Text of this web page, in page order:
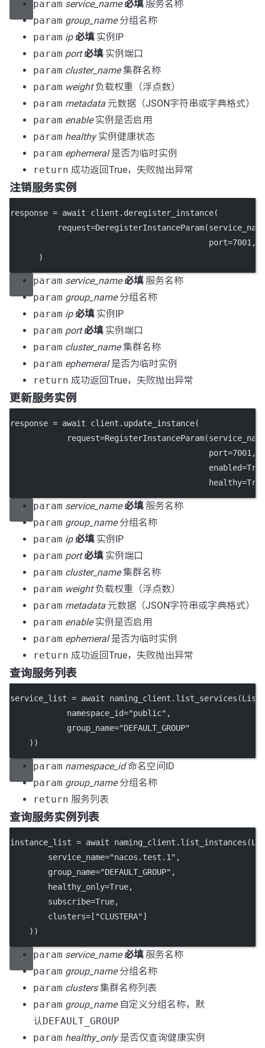
param service_name 必填服务名称
param group_name分组名称
param ip 必填实例IP
param port 必填实例端口
param cluster_name集群名称
param weight负载权重（浮点数）
param metadata 元数据（JSON字符串或字典格式）
param enable实例是否启用
param healthy实例健康状态
param ephemeral是否为临时实例
return 成功返回True，失败抛出异常
注销服务实例
response = await client.deregister_instance(
request=DeregisterInstanceParam(service_name
port=7001 ,
      )
param service_name 必填服务名称
param group_name分组名称
param ip 必填实例IP
param port 必填实例端口
param cluster_name集群名称
param ephemeral是否为临时实例
return 成功返回True，失败抛出异常
更新服务实例
response = await client.update_instance(
request=RegisterInstanceParam(service_name
port=7001 ,
enabled=True
healthy=True
param service_name 必填服务名称
param group_name分组名称
param ip 必填实例IP
param port 必填实例端口
param cluster_name集群名称
param weight负载权重（浮点数）
param metadata 元数据（JSON字符串或字典格式）
param enable实例是否启用
param ephemeral是否为临时实例
return 成功返回True，失败抛出异常
查询服务列表
service_list = await
namespace_id="public" ,
group_name="DEFAULT_GROUP"
    ))
param namespace_id命名空间ID
param group_name分组名称
return 服务列表
查询服务实例列表
instance_list = await
service_name="nacos.test.1" ,
group_name="DEFAULT_GROUP" ,
healthy_only=True,
subscribe=True,
clusters= [ "CLUSTERA"]
    ))
param service_name 必填服务名称
param group_name分组名称
param clusters集群名称列表
param group_name自定义分组名称，默
认DEFAULT_GROUP
param healthy_only是否仅查询健康实例